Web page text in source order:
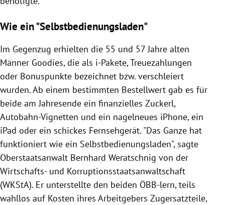
Wie ein "Selbstbedienungsladen"
Im Gegenzug erhielten die 55 und 57 Jahre alten
Männer Goodies, die als i-Pakete, Treuezahlungen
oder Bonuspunkte bezeichnet bzw. verschleiert
wurden. Ab einem bestimmten Bestellwert gab es für
beide am Jahresende ein finanzielles Zuckerl,
Autobahn-Vignetten und ein nagelneues iPhone, ein
iPad oder ein schickes Fernsehgerät. "Das Ganze hat
funktioniert wie ein Selbstbedienungsladen", sagte
Oberstaatsanwalt Bernhard Weratschnig von der
Wirtschafts- und Korruptionsstaatsanwaltschaft
(WKStA). Er unterstellte den beiden ÖBB-lern, teils
wahllos auf Kosten ihres Arbeitgebers Zugersatzteile,